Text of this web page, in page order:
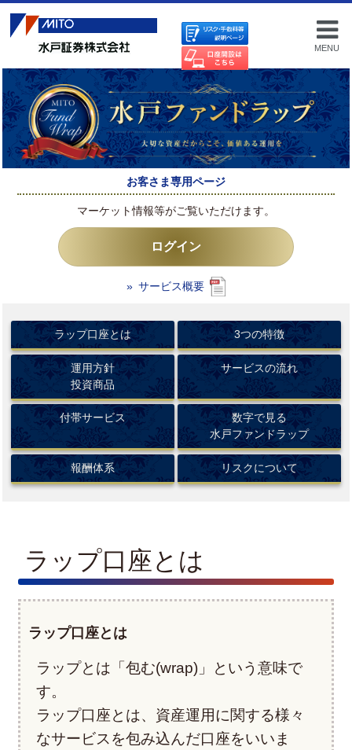
MENU
お客さま専用ページ
マーケット情報等がご覧いただけます。
ログイン
» サービス概要
ラップ口座とは 3つの特徴
運用方針
投資商品
サービスの流れ
付帯サービス
数字で見る
水戸ファンドラップ
報酬体系 リスクについて
ラップ口座とは
ラップ口座とは
ラップとは「包む(wrap)」という意味で
す。
ラップ口座とは、資産運用に関する様々
なサービスを包み込んだ口座をいいま